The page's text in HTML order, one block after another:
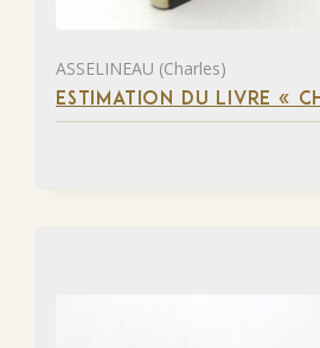
ASSELINEAU (Charles)
ESTIMATION DU LIVRE «